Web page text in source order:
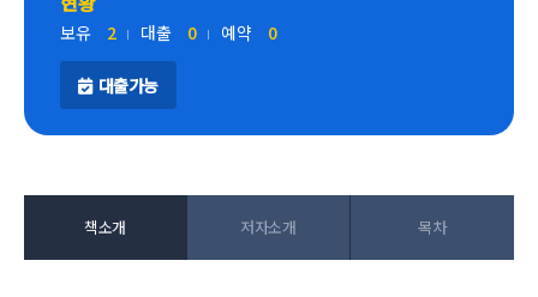
보유 2 대출 0 예약 0
대출가능
책소개 저자소개 목차